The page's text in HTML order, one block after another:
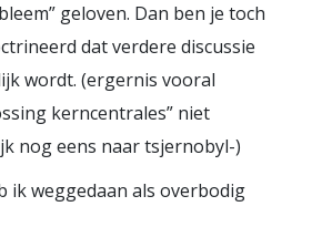
geloven. Dan ben je toch
dat verdere discussie
wordt. (ergernis vooral
kerncentrales” niet
nog eens naar tsjernobyl-)
ik weggedaan als overbodig